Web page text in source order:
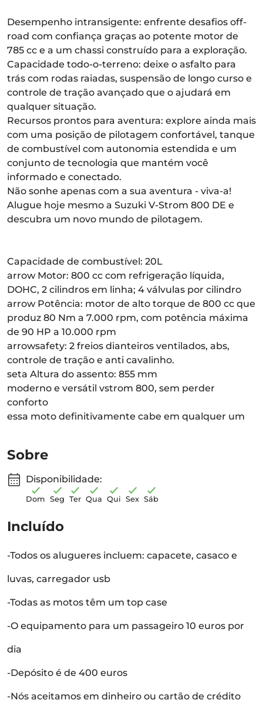
Desempenho intransigente: enfrente desafios off-
road com confiança graças ao potente motor de
785 cc e a um chassi construído para a exploração.
Capacidade todo-o-terreno: deixe o asfalto para
trás com rodas raiadas, suspensão de longo curso e
controle de tração avançado que o ajudará em
qualquer situação.
Recursos prontos para aventura: explore ainda mais
com uma posição de pilotagem confortável, tanque
de combustível com autonomia estendida e um
conjunto de tecnologia que mantém você
informado e conectado.
Não sonhe apenas com a sua aventura - viva-a!
Alugue hoje mesmo a Suzuki V-Strom 800 DE e
descubra um novo mundo de pilotagem.
Capacidade de combustível: 20L
arrow Motor: 800 cc com refrigeração líquida,
DOHC, 2 cilindros em linha; 4 válvulas por cilindro
arrow Potência: motor de alto torque de 800 cc que
produz 80 Nm a 7.000 rpm, com potência máxima
de 90 HP a 10.000 rpm
arrowsafety: 2 freios dianteiros ventilados, abs,
controle de tração e anti cavalinho.
seta Altura do assento: 855 mm
moderno e versátil vstrom 800, sem perder
conforto
essa moto definitivamente cabe em qualquer um
Sobre
Disponibilidade:
Dom Seg Ter Qua Qui Sex Sáb
Incluído
-Todos os alugueres incluem: capacete, casaco e
luvas, carregador usb
-Todas as motos têm um top case
-O equipamento para um passageiro 10 euros por
dia
-Depósito é de 400 euros
-Nós aceitamos em dinheiro ou cartão de crédito